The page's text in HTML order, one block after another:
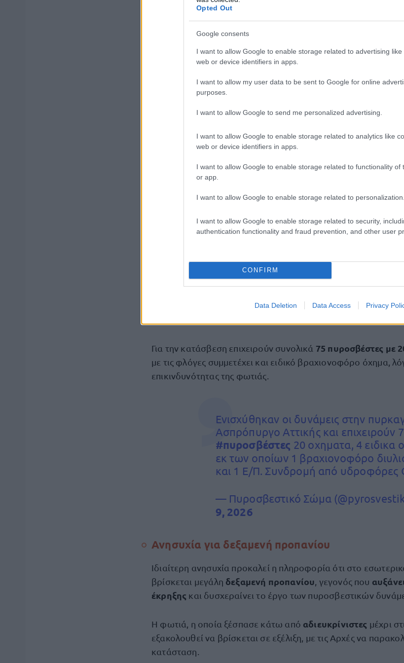
Opted Out
Google consents
I want to allow Google to enable storage related to advertising like
web or device identifiers in apps.
I want to allow my user data to be sent to Google for online
purposes.
I want to allow Google to send me personalized advertising.
I want to allow Google to enable storage related to analytics like
web or device identifiers in apps.
I want to allow Google to enable storage related to functionality of
or app.
I want to allow Google to enable storage related to personalization.
I want to allow Google to enable storage related to security,
authentication functionality and fraud prevention, and other user
CONFIRM
Data Deletion Data Access Privacy
Μήνυμα από το 112 – Μεγάλη επιχείρηση της
, με μήνυμα προς τους πολίτες που βρίσκονται στην
⚠️ Ενεργοποίηση 1️⃣1️⃣2️⃣
#Ασπροπύργουτης Περιφέρειας
‼️ Αν βρίσκεστε στην περιοχή οδού
προς#Άσπρόπυργομέσω οδού
#Αγίου_Γεωργίου
‼️ Ακολουθείτε τις οδηγίες των Αρχών
ℹ️https://t.co/GY26GrlKvl…
Για την κατάσβεση επιχειρούν συνολικά 75 πυροσβέστες με
με τις φλόγες συμμετέχει και ειδικό βραχιονοφόρο όχημα,
επικινδυνότητας της φωτιάς.
Ενισχύθηκαν οι δυνάμεις στην
Ασπρόπυργο Αττικής και επιχειρούν
#πυροσβέστες 20 οχηματα, 4 ειδικα
εκ των οποίων 1 βραχιονοφόρο
και 1 Ε/Π. Συνδρομή από υδροφόρες
— Πυροσβεστικό Σώμα
9, 2026
Ανησυχία για δεξαμενή προπανίου
Ιδιαίτερη ανησυχία προκαλεί η πληροφορία ότι στο
βρίσκεται μεγάλη δεξαμενή προπανίου , γεγονός που
έκρηξης και δυσχεραίνει το έργο των πυροσβεστικών
Η φωτιά, η οποία ξέσπασε κάτω από αδιευκρίνιστες μέχρι
εξακολουθεί να βρίσκεται σε εξέλιξη, με τις Αρχές να
κατάσταση.